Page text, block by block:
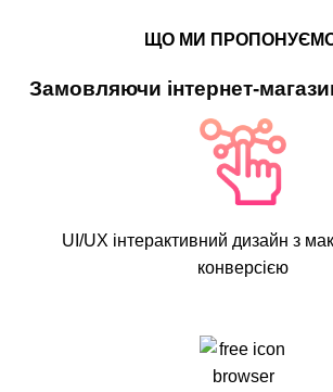
ЩО МИ
Замовляючи інтернет-
UI/UX інтерактивний дизайн з
конверсією